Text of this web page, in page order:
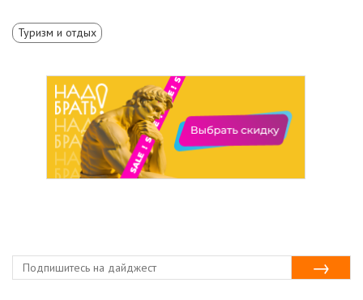
Туризм и отдых